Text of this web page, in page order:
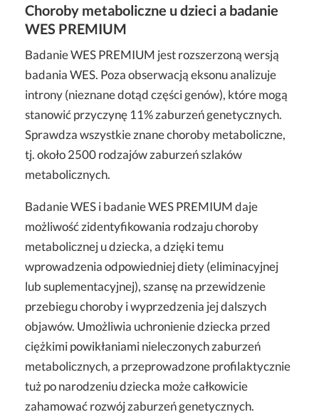
Choroby metaboliczne u dzieci a badanie
WES PREMIUM
Badanie WES PREMIUM jest rozszerzoną wersją
badania WES. Poza obserwacją eksonu analizuje
introny (nieznane dotąd części genów), które mogą
stanowić przyczynę 11% zaburzeń genetycznych.
Sprawdza wszystkie znane choroby metaboliczne,
tj. około 2500 rodzajów zaburzeń szlaków
metabolicznych.
Badanie WES i badanie WES PREMIUM daje
możliwość zidentyfikowania rodzaju choroby
metabolicznej u dziecka, a dzięki temu
wprowadzenia odpowiedniej diety (eliminacyjnej
lub suplementacyjnej), szansę na przewidzenie
przebiegu choroby i wyprzedzenia jej dalszych
objawów. Umożliwia uchronienie dziecka przed
ciężkimi powikłaniami nieleczonych zaburzeń
metabolicznych, a przeprowadzone profilaktycznie
tuż po narodzeniu dziecka może całkowicie
zahamować rozwój zaburzeń genetycznych.